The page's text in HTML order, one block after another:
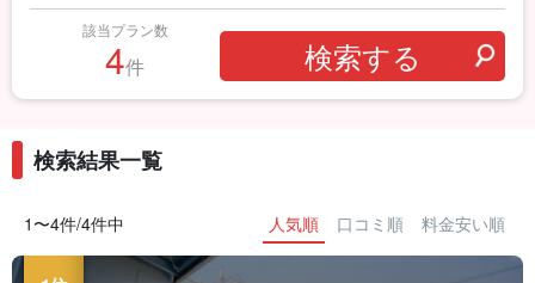
該当プラン数
4件
検索結果一覧
1〜4件/4件中 人気順 口コミ順 料金安い順